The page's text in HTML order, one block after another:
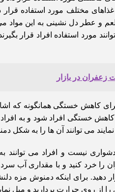
غذاهای مختلف مورد استفاده
طعم و عطر دل نشینی به این
مورد استفاده افراد قرار
در بازار
کاهش خستگی همانگونه که
خستگی افراد شود و به
می توانند آن ها را به شکل
نیست و افراد می توانند
را خرد کنید و با مقداری آب
قرار دهید. برای اینکه دمنوش مزه